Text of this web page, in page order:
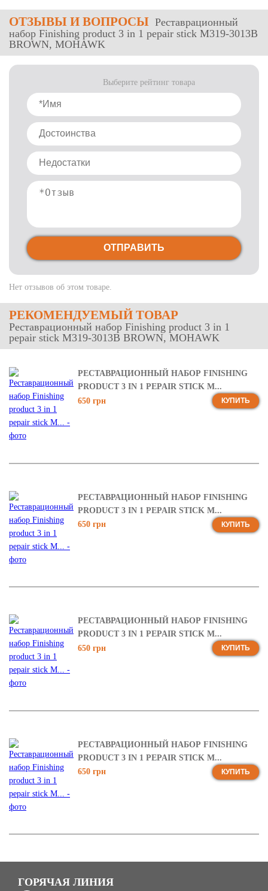
ОТЗЫВЫ И ВОПРОСЫ Реставрационный
набор Finishing product 3 in 1 pepair stick M319-3013B
BROWN, MOHAWK
Нет отзывов об этом товаре.
Выберите рейтинг товара
ОТПРАВИТЬ
РЕКОМЕНДУЕМЫЙ ТОВАР
Реставрационный набор Finishing product 3 in 1
pepair stick M319-3013B BROWN, MOHAWK
РЕСТАВРАЦИОННЫЙ НАБОР FINISHING
PRODUCT 3 IN 1 PEPAIR STICK M...
650 грн
КУПИТЬ
РЕСТАВРАЦИОННЫЙ НАБОР FINISHING
PRODUCT 3 IN 1 PEPAIR STICK M...
650 грн
КУПИТЬ
РЕСТАВРАЦИОННЫЙ НАБОР FINISHING
PRODUCT 3 IN 1 PEPAIR STICK M...
650 грн
КУПИТЬ
РЕСТАВРАЦИОННЫЙ НАБОР FINISHING
PRODUCT 3 IN 1 PEPAIR STICK M...
650 грн
КУПИТЬ
ГОРЯЧАЯ ЛИНИЯ